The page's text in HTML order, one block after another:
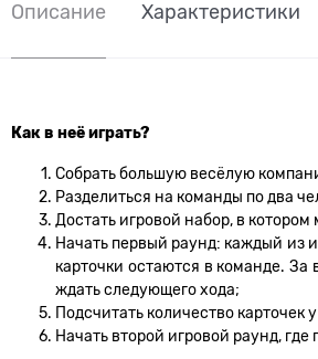
Описание Характеристики
Как в неё играть?
Собрать большую весёлую
Разделиться на команды по два
Достать игровой набор, в
Начать первый раунд: каждый из
карточки остаются в команде.
ждать следующего хода;
Подсчитать количество
Начать второй игровой раунд,